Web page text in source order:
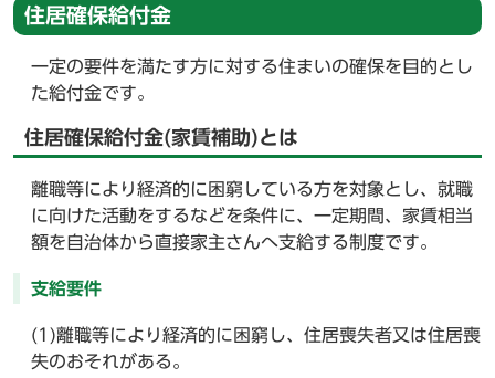
住居確保給付金
一定の要件を満たす方に対する住まいの確保を目的とし
た給付金です。
住居確保給付金(家賃補助)とは
離職等により経済的に困窮している方を対象とし、就職
に向けた活動をするなどを条件に、一定期間、家賃相当
額を自治体から直接家主さんへ支給する制度です。
支給要件
(1)離職等により経済的に困窮し、住居喪失者又は住居喪
失のおそれがある。